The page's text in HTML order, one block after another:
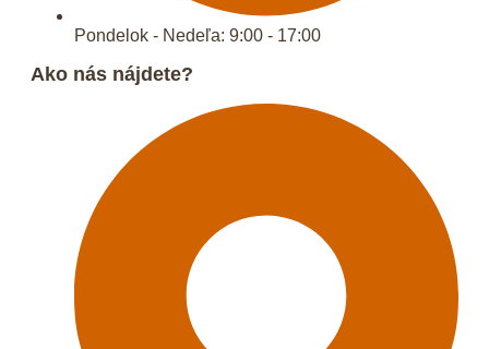
Pondelok - Nedeľa: 9:00 - 17:00
Ako nás nájdete?